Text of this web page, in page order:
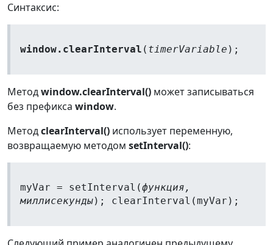
Синтаксис:
window.clearInterval ( timerVariable );
Методwindow.clearInterval() может записываться
без префикса window.
МетодclearInterval() использует переменную,
возвращаемую методом setInterval():
myVar = setInterval(функция,
миллисекунды); clearInterval(myVar);